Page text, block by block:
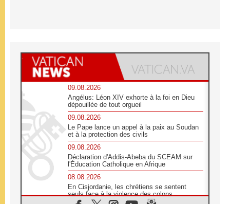
09.08.2026
Angélus: Léon XIV exhorte à la foi en Dieu
dépouillée de tout orgueil
09.08.2026
Le Pape lance un appel à la paix au Soudan
et à la protection des civils
09.08.2026
Déclaration d'Addis-Abeba du SCEAM sur
l'Éducation Catholique en Afrique
08.08.2026
En Cisjordanie, les chrétiens se sentent
seuls face à la violence des colons